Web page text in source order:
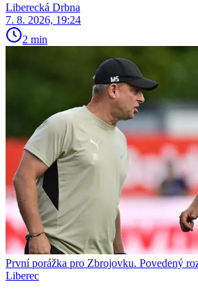
Liberecká Drbna
7. 8. 2026, 19:24
2 min
První porážka pro Zbrojovku. Povedený
Liberec